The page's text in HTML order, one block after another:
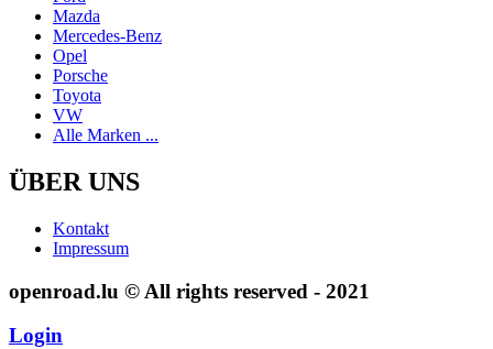
Mazda
Mercedes-Benz
Opel
Porsche
Toyota
VW
Alle Marken ...
ÜBER UNS
Kontakt
Impressum
openroad.lu © All rights reserved - 2021
Login